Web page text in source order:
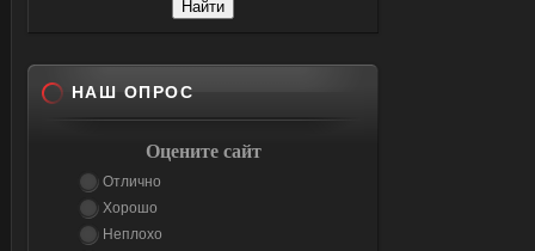
НАШ ОПРОС
Оцените сайт
Отлично
Хорошо
Неплохо